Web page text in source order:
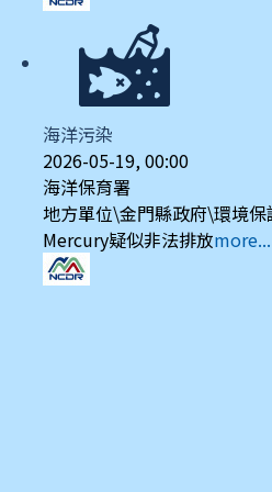
海洋污染
2026-05-19, 00:00
海洋保育署
地方單位\金門縣政府\環境
Mercury疑似非法排放more...